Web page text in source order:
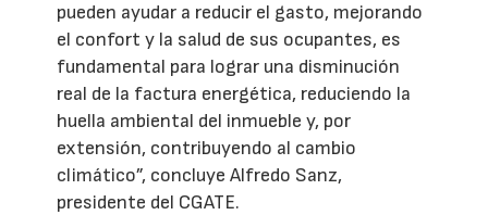
pueden ayudar a reducir el gasto, mejorando
el confort y la salud de sus ocupantes, es
fundamental para lograr una disminución
real de la factura energética, reduciendo la
huella ambiental del inmueble y, por
extensión, contribuyendo al cambio
climático”, concluye Alfredo Sanz,
presidente del CGATE.